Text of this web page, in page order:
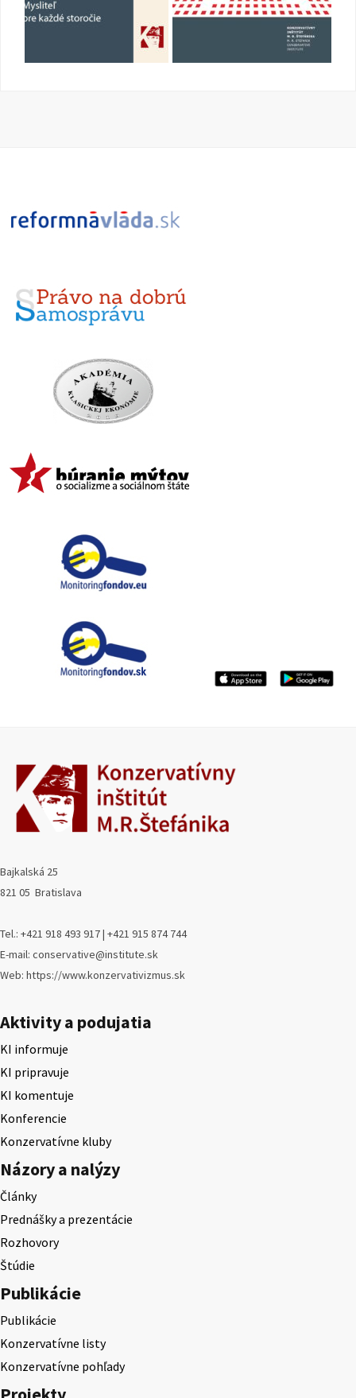
Bajkalská 25
821 05 Bratislava
Tel.: +421 918 493 917 | +421 915 874 744
E-mail: conservative@institute.sk
Web: https://www.konzervativizmus.sk
Aktivity a podujatia
KI informuje
KI pripravuje
KI komentuje
Konferencie
Konzervatívne kluby
Názory a nalýzy
Články
Prednášky a prezentácie
Rozhovory
Štúdie
Publikácie
Publikácie
Konzervatívne listy
Konzervatívne pohľady